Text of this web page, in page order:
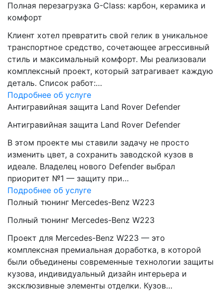
Полная перезагрузка G-Class: карбон, керамика и
комфорт
Клиент хотел превратить свой гелик в уникальное
транспортное средство, сочетающее агрессивный
стиль и максимальный комфорт. Мы реализовали
комплексный проект, который затрагивает каждую
деталь. Список работ:…
Подробнее об услуге
Антигравийная защита Land Rover Defender
Антигравийная защита Land Rover Defender
В этом проекте мы ставили задачу не просто
изменить цвет, а сохранить заводской кузов в
идеале. Владелец нового Defender выбрал
приоритет №1 — защиту при…
Подробнее об услуге
Полный тюнинг Mercedes-Benz W223
Полный тюнинг Mercedes-Benz W223
Проект для Mercedes-Benz W223 — это
комплексная премиальная доработка, в которой
были объединены современные технологии защиты
кузова, индивидуальный дизайн интерьера и
эксклюзивные элементы отделки. Кузов…